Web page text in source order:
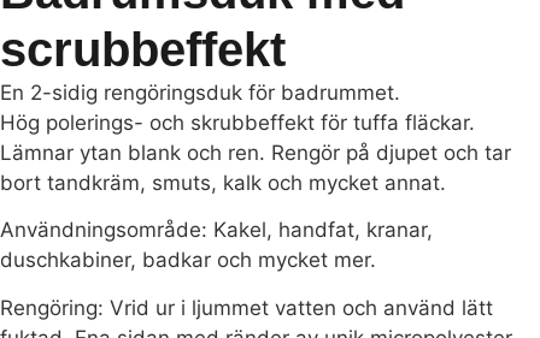
scrubbeffekt
En 2-sidig rengöringsduk för badrummet.
Hög polerings- och skrubbeffekt för tuffa fläckar.
Lämnar ytan blank och ren. Rengör på djupet och tar
bort tandkräm, smuts, kalk och mycket annat.
Användningsområde: Kakel, handfat, kranar,
duschkabiner, badkar och mycket mer.
Rengöring: Vrid ur i ljummet vatten och använd lätt